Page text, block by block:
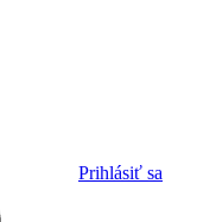
Prihlásiť sa